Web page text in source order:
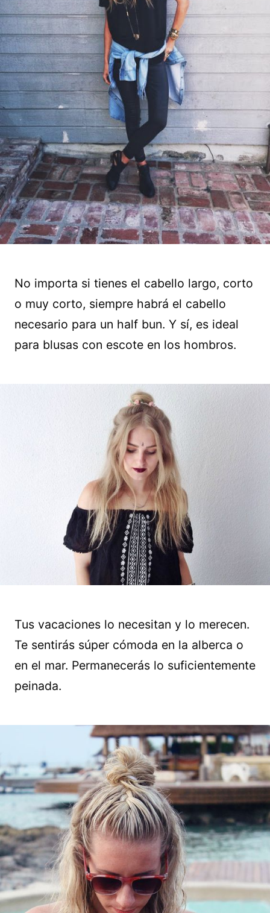
No importa si tienes el cabello largo, corto
o muy corto, siempre habrá el cabello
necesario para un half bun. Y sí, es ideal
para blusas con escote en los hombros.
Tus vacaciones lo necesitan y lo merecen.
Te sentirás súper cómoda en la alberca o
en el mar. Permanecerás lo suficientemente
peinada.